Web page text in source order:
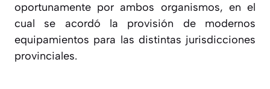
oportunamente por ambos organismos, en el
cual se acordó la provisión de modernos
equipamientos para las distintas jurisdicciones
provinciales.